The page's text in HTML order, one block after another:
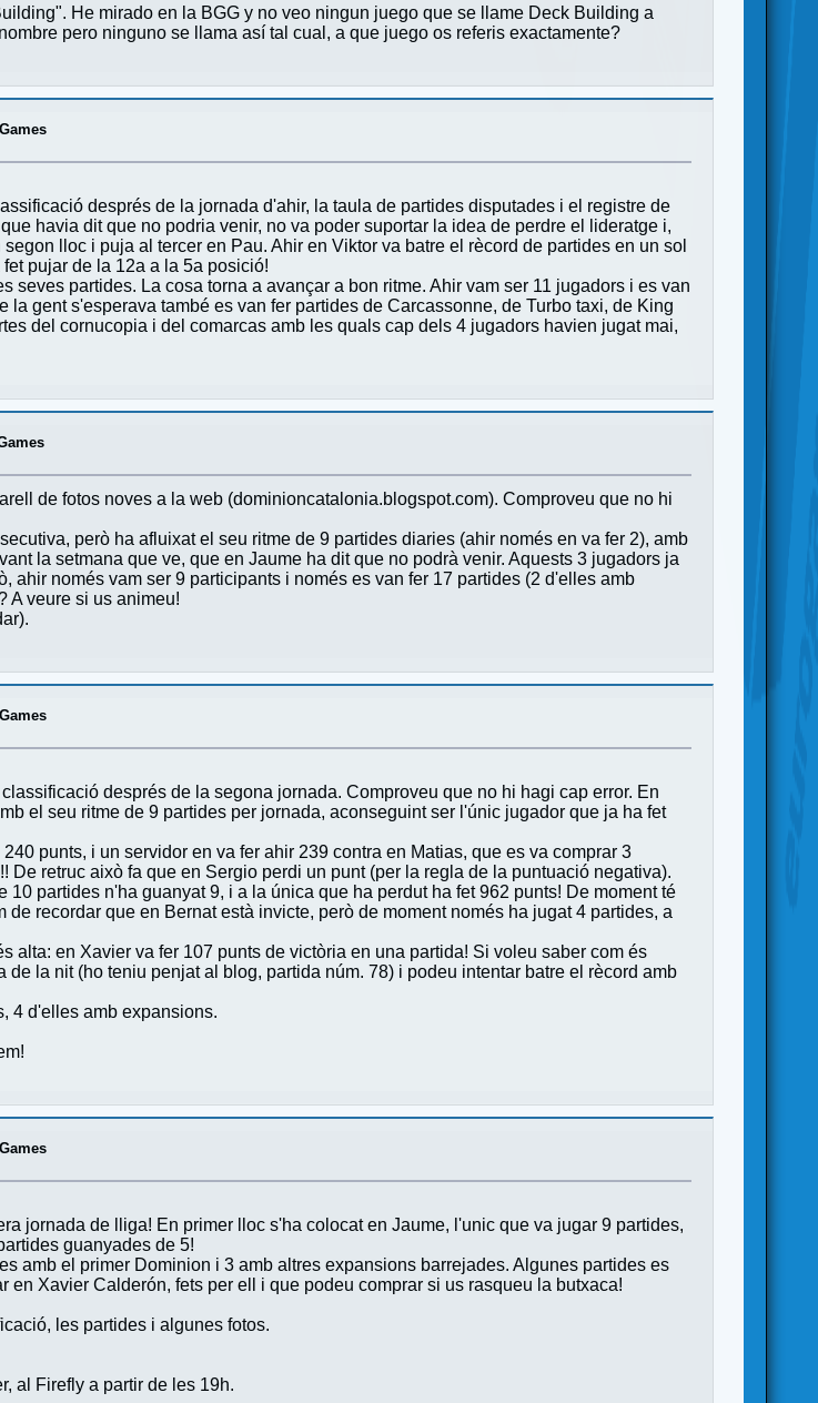
He mirado en la BGG y no veo ningun juego que se llame Deck Building a
pero ninguno se llama así tal cual, a que juego os referis exactamente?
després de la jornada d'ahir, la taula de partides disputades i el registre de
havia dit que no podria venir, no va poder suportar la idea de perdre el lideratge i,
lloc i puja al tercer en Pau. Ahir en Viktor va batre el rècord de partides en un sol
pujar de la 12a a la 5a posició!
seves partides. La cosa torna a avançar a bon ritme. Ahir vam ser 11 jugadors i es van
la gent s'esperava també es van fer partides de Carcassonne, de Turbo taxi, de King
del cornucopia i del comarcas amb les quals cap dels 4 jugadors havien jugat mai,
de fotos noves a la web (dominioncatalonia.blogspot.com). Comproveu que no hi
però ha afluixat el seu ritme de 9 partides diaries (ahir només en va fer 2), amb
la setmana que ve, que en Jaume ha dit que no podrà venir. Aquests 3 jugadors ja
ahir només vam ser 9 participants i només es van fer 17 partides (2 d'elles amb
A veure si us animeu!
després de la segona jornada. Comproveu que no hi hagi cap error. En
el seu ritme de 9 partides per jornada, aconseguint ser l'únic jugador que ja ha fet
punts, i un servidor en va fer ahir 239 contra en Matias, que es va comprar 3
retruc això fa que en Sergio perdi un punt (per la regla de la puntuació negativa).
partides n'ha guanyat 9, i a la única que ha perdut ha fet 962 punts! De moment té
recordar que en Bernat està invicte, però de moment només ha jugat 4 partides, a
alta: en Xavier va fer 107 punts de victòria en una partida! Si voleu saber com és
la nit (ho teniu penjat al blog, partida núm. 78) i podeu intentar batre el rècord amb
4 d'elles amb expansions.
jornada de lliga! En primer lloc s'ha colocat en Jaume, l'unic que va jugar 9 partides,
guanyades de 5!
amb el primer Dominion i 3 amb altres expansions barrejades. Algunes partides es
Xavier Calderón, fets per ell i que podeu comprar si us rasqueu la butxaca!
les partides i algunes fotos.
al Firefly a partir de les 19h.